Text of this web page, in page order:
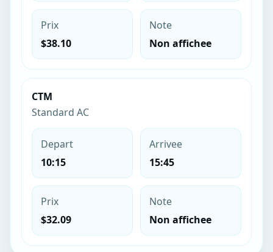
Prix
$38.10
Note
Non affichee
CTM
Standard AC
Depart
10:15
Arrivee
15:45
Prix
$32.09
Note
Non affichee